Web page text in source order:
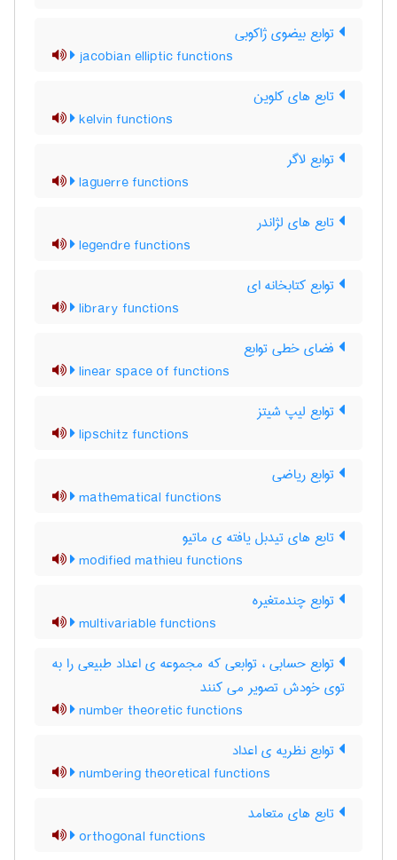
توابع بیضوی ژاکوبی
jacobian elliptic functions
تابع های کلوین
kelvin functions
توابع لاگر
laguerre functions
تابع های لژاندر
legendre functions
توابع کتابخانه ای
library functions
فضای خطی توابع
linear space of functions
توابع لیپ شیتز
lipschitz functions
توابع ریاضی
mathematical functions
تابع های تیدبل یافته ی ماتیو
modified mathieu functions
توابع چندمتغیره
multivariable functions
توابع حسابی ، توابعی که مجموعه ی اعداد طبیعی را به
توی خودش تصویر می کنند
number theoretic functions
توابع نظریه ی اعداد
numbering theoretical functions
تابع های متعامد
orthogonal functions